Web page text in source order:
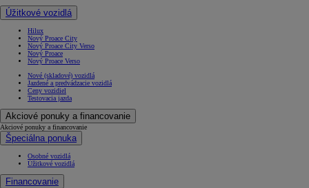
Úžitkové vozidlá
Hilux
Nový Proace City
Nový Proace City Verso
Nový Proace
Nový Proace Verso
Nové (skladové) vozidlá
Jazdené a predvádzacie vozidlá
Ceny vozidiel
Testovacia jazda
Akciové ponuky a financovanie
Akciové ponuky a financovanie
Špeciálna ponuka
Osobné vozidlá
Úžitkové vozidlá
Financovanie